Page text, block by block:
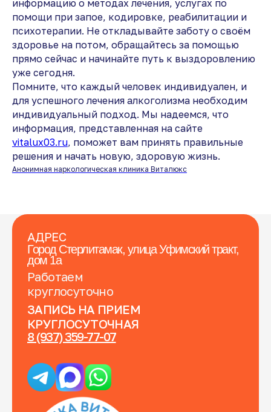
информацию о методах лечения, услугах по
помощи при запое, кодировке, реабилитации и
психотерапии. Не откладывайте заботу о своём
здоровье на потом, обращайтесь за помощью
прямо сейчас и начинайте путь к выздоровлению
уже сегодня.
Помните, что каждый человек индивидуален, и
для успешного лечения алкоголизма необходим
индивидуальный подход. Мы надеемся, что
информация, представленная на сайте
vitalux03.ru, поможет вам принять правильные
решения и начать новую, здоровую жизнь.
Анонимная наркологическая клиника Виталюкс
АДРЕС
Город Стерлитамак, улица Уфимский тракт,
дом 1а
Работаем
круглосуточно
ЗАПИСЬ НА ПРИЕМ
КРУГЛОСУТОЧНАЯ
8 (937) 359-77-07